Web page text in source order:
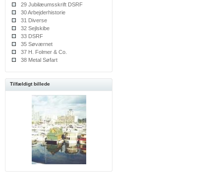
29 Jubilæumsskrift DSRF
30 Arbejderhistorie
31 Diverse
32 Sejlskibe
33 DSRF
35 Søværnet
37 H. Folmer & Co.
38 Metal Søfart
Tilfældigt billede